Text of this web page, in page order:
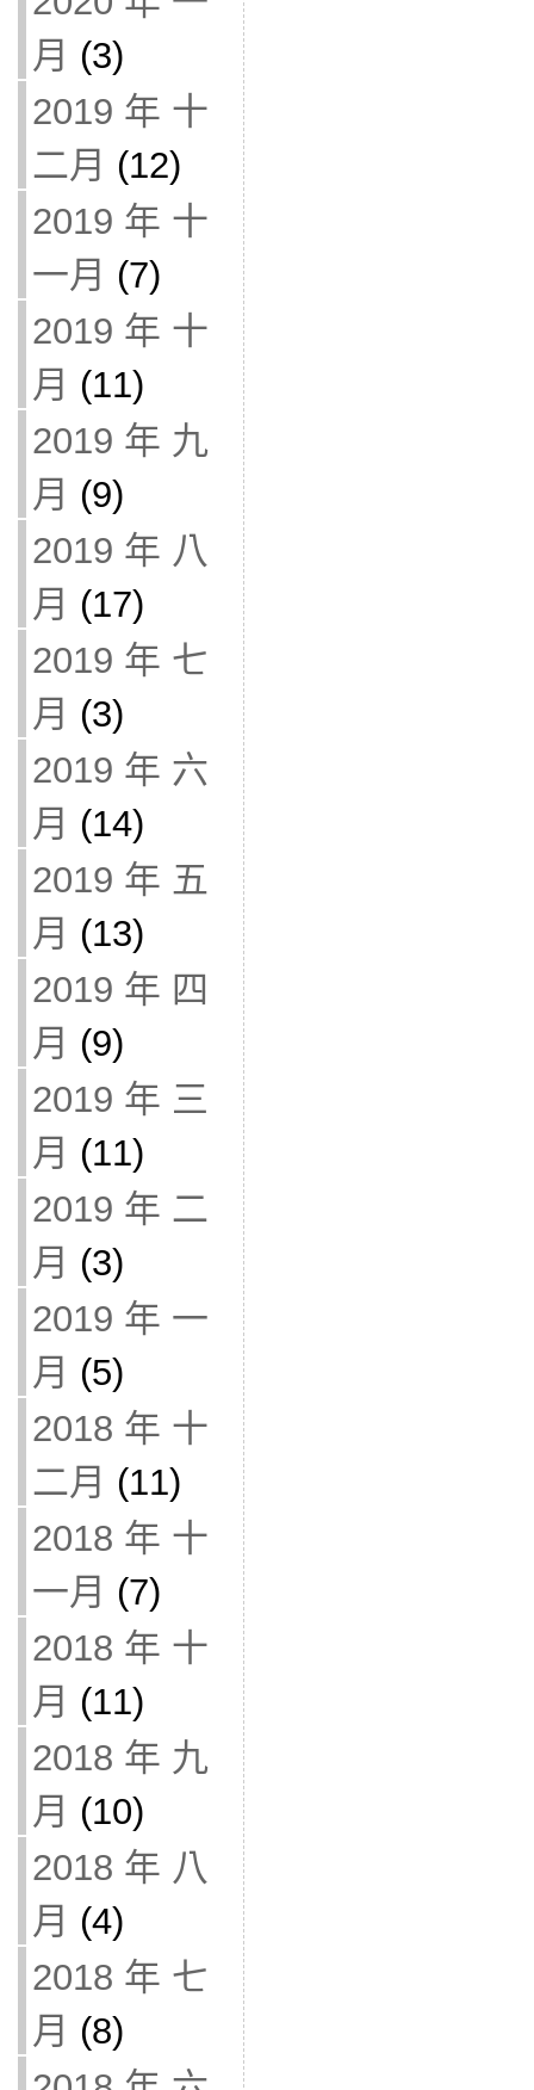
月 (3)
2019 年 十
二月 (12)
2019 年 十
一月 (7)
2019 年 十
月 (11)
2019 年 九
月 (9)
2019 年 八
月 (17)
2019 年 七
月 (3)
2019 年 六
月 (14)
2019 年 五
月 (13)
2019 年 四
月 (9)
2019 年 三
月 (11)
2019 年 二
月 (3)
2019 年 一
月 (5)
2018 年 十
二月 (11)
2018 年 十
一月 (7)
2018 年 十
月 (11)
2018 年 九
月 (10)
2018 年 八
月 (4)
2018 年 七
月 (8)